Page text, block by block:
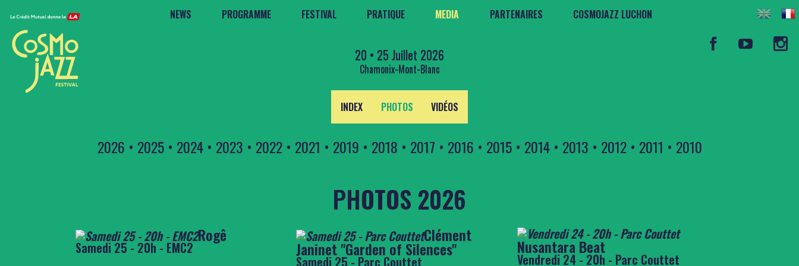
NEWS PROGRAMME FESTIVAL PRATIQUE MEDIA PARTENAIRES COSMOJAZZ LUCHON
20 • 25 Juillet 2026
Chamonix-Mont-Blanc
INDEX PHOTOS VIDÉOS
2026 • 2025• 2024• 2023 • 2022• 2021 • 2019 • 2018 • 2017 • 2016 • 2015• 2014• 2013 • 2012• 2011 • 2010
PHOTOS 2026
Rogê
Samedi 25 - 20h - EMC2
Clément
Janinet ''Garden of Silences''
Samedi 25 - Parc Couttet
Nusantara Beat
Vendredi 24 - 20h - Parc Couttet